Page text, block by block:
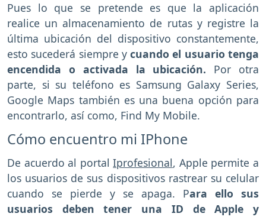
Pues lo que se pretende es que la aplicación
realice un almacenamiento de rutas y registre la
última ubicación del dispositivo constantemente,
esto sucederá siempre ycuando el usuario tenga
encendida o activada la ubicación. Por otra
parte, si su teléfono es Samsung Galaxy Series,
Google Maps también es una buena opción para
encontrarlo, así como, Find My Mobile.
Cómo encuentro mi IPhone
De acuerdo al portalIprofesional, Apple permite a
los usuarios de sus dispositivos rastrear su celular
cuando se pierde y se apaga. Para ello sus
usuarios deben tener una ID de Apple y